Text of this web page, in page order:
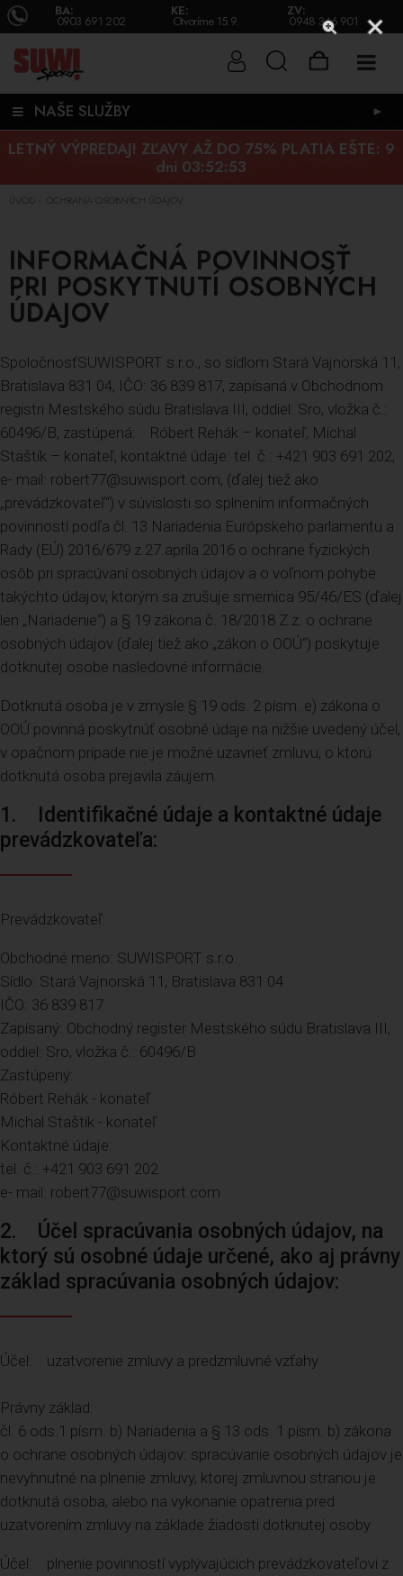
BA:
0903 691 202
KE:
Otvoríme 15.9.
ZV:
0948 346 901
NAŠE SLUŽBY ►
LETNÝ VÝPREDAJ! ZĽAVY AŽ DO 75% PLATIA EŠTE: 9
dni 03:52:53
ÚVOD OCHRANA OSOBNÝCH ÚDAJOV
INFORMAČNÁ POVINNOSŤ
PRI POSKYTNUTÍ OSOBNÝCH
ÚDAJOV
SpoločnosťSUWISPORT s.r.o., so sídlom Stará Vajnorská 11,
Bratislava 831 04, IČO: 36 839 817, zapísaná v Obchodnom
registri Mestského súdu Bratislava III, oddiel: Sro, vložka č.:
60496/B, zastúpená: Róbert Rehák – konateľ, Michal
Staštík – konateľ, kontaktné údaje: tel. č.: +421 903 691 202,
e- mail: robert77@suwisport.com, (ďalej tiež ako
„prevádzkovateľ“) v súvislosti so splnením informačných
povinností podľa čl. 13 Nariadenia Európskeho parlamentu a
Rady (EÚ) 2016/679 z 27.apríla 2016 o ochrane fyzických
osôb pri spracúvaní osobných údajov a o voľnom pohybe
takýchto údajov, ktorým sa zrušuje smernica 95/46/ES (ďalej
len „Nariadenie“) a § 19 zákona č. 18/2018 Z.z. o ochrane
osobných údajov (ďalej tiež ako „zákon o OOÚ“) poskytuje
dotknutej osobe nasledovné informácie.
Dotknutá osoba je v zmysle § 19 ods. 2 písm. e) zákona o
OOÚ povinná poskytnúť osobné údaje na nižšie uvedený účel,
v opačnom prípade nie je možné uzavrieť zmluvu, o ktorú
dotknutá osoba prejavila záujem.
1. Identifikačné údaje a kontaktné údaje
prevádzkovateľa:
Prevádzkovateľ:
Obchodné meno: SUWISPORT s.r.o.
Sídlo: Stará Vajnorská 11, Bratislava 831 04
IČO: 36 839 817
Zapísaný: Obchodný register Mestského súdu Bratislava III,
oddiel: Sro, vložka č.: 60496/B
Zastúpený:
Róbert Rehák - konateľ
Michal Staštík - konateľ
Kontaktné údaje:
tel. č.: +421 903 691 202
e- mail: robert77@suwisport.com
2. Účel spracúvania osobných údajov, na
ktorý sú osobné údaje určené, ako aj právny
základ spracúvania osobných údajov:
Účel: uzatvorenie zmluvy a predzmluvné vzťahy
Právny základ:
čl. 6 ods.1 písm. b) Nariadenia a § 13 ods. 1 písm. b) zákona
o ochrane osobných údajov: spracúvanie osobných údajov je
nevyhnutné na plnenie zmluvy, ktorej zmluvnou stranou je
dotknutá osoba, alebo na vykonanie opatrenia pred
uzatvorením zmluvy na základe žiadosti dotknutej osoby
Účel: plnenie povinností vyplývajúcich prevádzkovateľovi z